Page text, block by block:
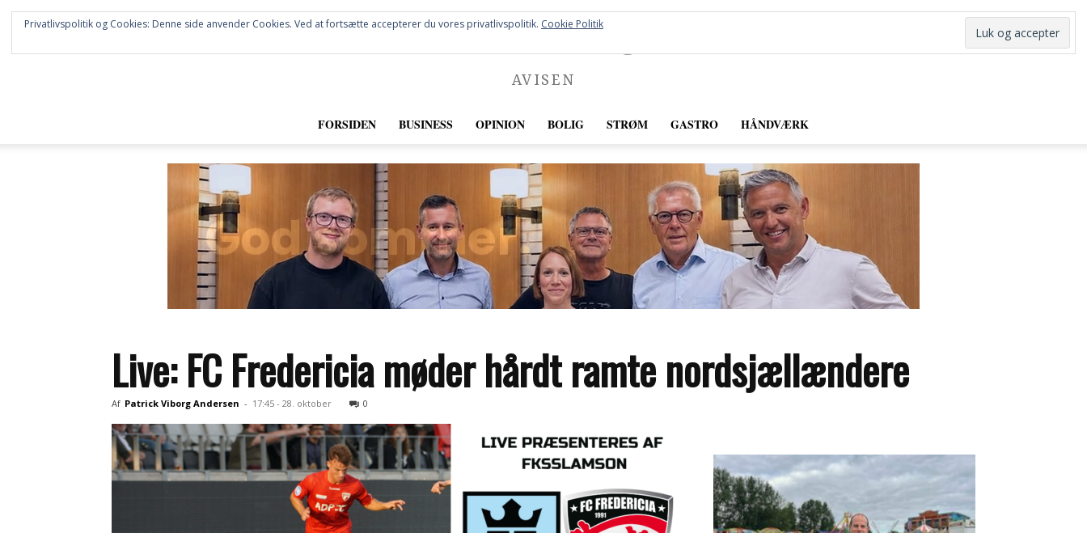
FREDERICIA
AVISEN
FORSIDEN BUSINESS OPINION BOLIG STRØM GASTRO HÅNDVÆRK
Live: FC Fredericia møder hårdt ramte nordsjællændere
Af Patrick Viborg Andersen - 17:45 - 28. oktober 0
Privatlivspolitik og Cookies: Denne side anvender Cookies. Ved at fortsætte accepterer du vores privatlivspolitik. Cookie Politik